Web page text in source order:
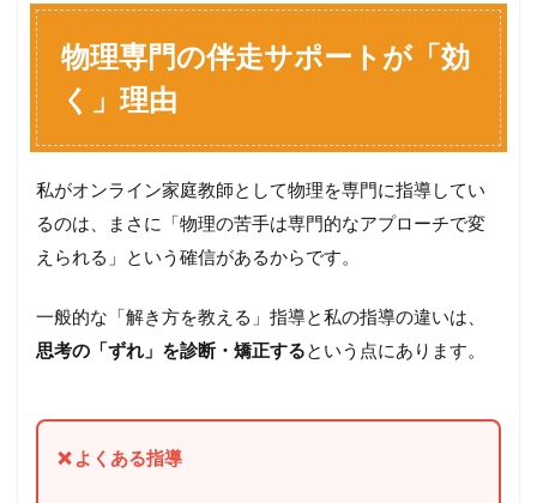
物理専門の伴走サポートが「効
く」理由
私がオンライン家庭教師として物理を専門に指導してい
るのは、まさに「物理の苦手は専門的なアプローチで変
えられる」という確信があるからです。
一般的な「解き方を教える」指導と私の指導の違いは、
思考の「ずれ」を診断・矯正するという点にあります。
❌ よくある指導